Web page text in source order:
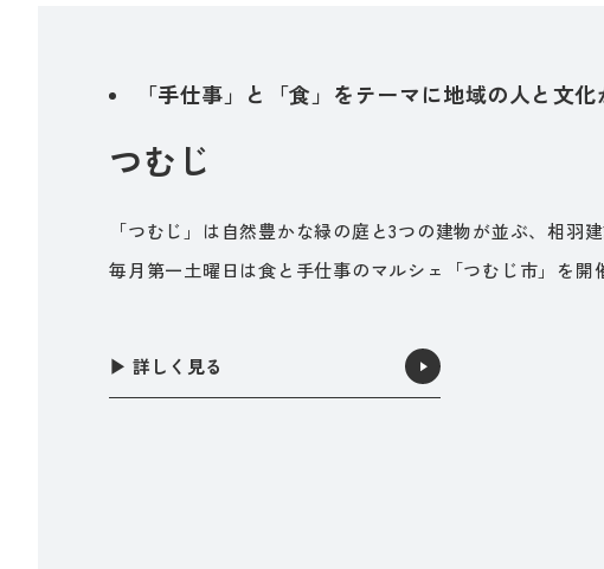
「手仕事」と「食」をテーマに地域の人と文
つむじ
「つむじ」は自然豊かな緑の庭と3つの建物が並ぶ、相羽
毎月第一土曜日は食と手仕事のマルシェ「つむじ市」を開
▶︎ 詳しく見る